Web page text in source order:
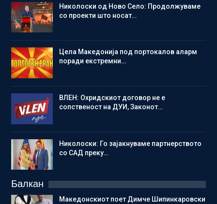
Николоски од Ново Село: Продолжуваме
со проекти што носат…
Цела Македонија под портокалов аларм
поради екстремни…
ВЛЕН: Охридскиот договор не е
сопственост на ДУИ, Законот…
Николоски: Го зајакнуваме партнерството
со САД преку…
Балкан
Македонскиот поет Димче Шипинкаровски